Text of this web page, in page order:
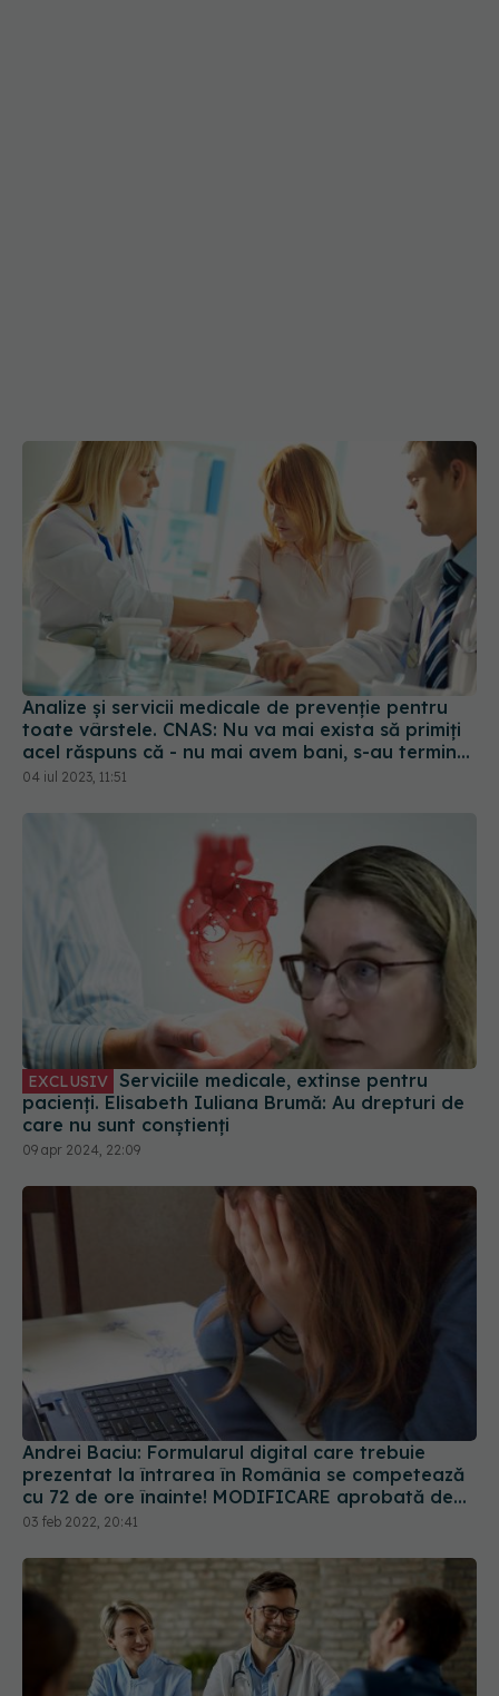
Analize și servicii medicale de prevenţie pentru
toate vârstele. CNAS: Nu va mai exista să primiți
acel răspuns că - nu mai avem bani, s-au terminat
banii!
04 iul 2023, 11:51
EXCLUSIV
pacienți. Elisabeth Iuliana Brumă: Au drepturi de
care nu sunt conștienți
09 apr 2024, 22:09
Andrei Baciu: Formularul digital care trebuie
prezentat la întrarea în România se competează
cu 72 de ore înainte! MODIFICARE aprobată de
Guvern
03 feb 2022, 20:41